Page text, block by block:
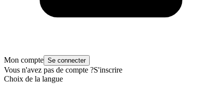
Mon compte Se connecter
Vous n'avez pas de compte ?S'inscrire
Choix de la langue